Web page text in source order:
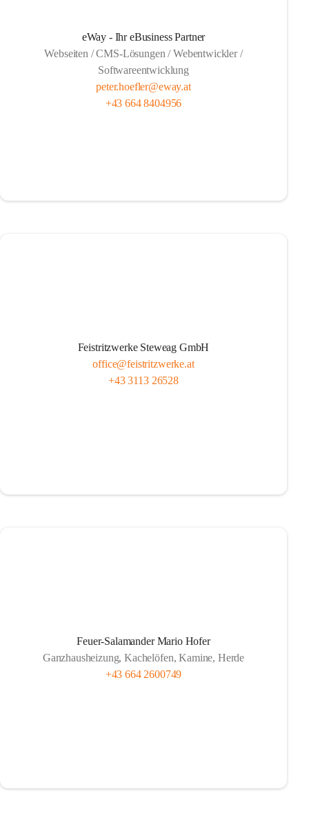
eWay - Ihr eBusiness Partner
Webseiten / CMS-Lösungen / Webentwickler /
Softwareentwicklung
peter.hoefler@eway.at
+43 664 8404956
Feistritzwerke Steweag GmbH
office@feistritzwerke.at
+43 3113 26528
Feuer-Salamander Mario Hofer
Ganzhausheizung, Kachelöfen, Kamine, Herde
+43 664 2600749